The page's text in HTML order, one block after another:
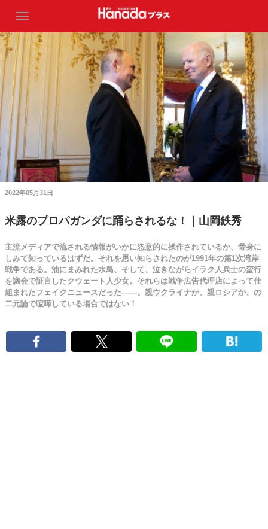
2022年05月31日
米露のプロパガンダに踊らされるな！｜山岡鉄秀
主流メディアで流される情報がいかに恣意的に操作されているか、骨身に
しみて知っているはずだ。それを思い知らされたのが1991年の第1次湾岸
戦争である。油にまみれた水鳥、そして、泣きながらイラク人兵士の蛮行
を議会で証言したクウェート人少女。それらは戦争広告代理店によって仕
組まれたフェイクニュースだった――。親ウクライナか、親ロシアか、の
二元論で喧嘩している場合ではない！